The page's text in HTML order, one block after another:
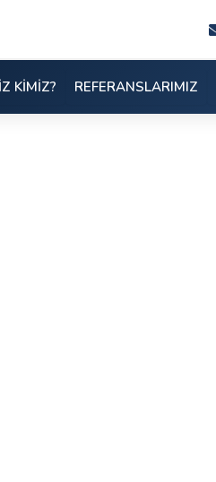
KİMİZ? REFERANSLARIMIZ